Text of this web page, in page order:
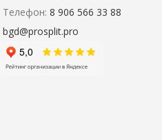
Телефон: 8 906 566 33 88
bgd@prosplit.pro